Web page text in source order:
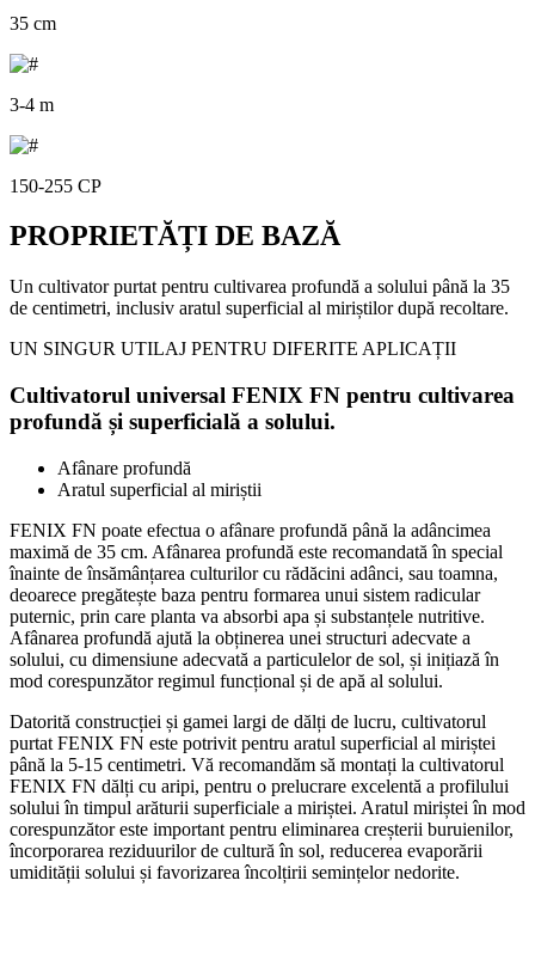
35 cm
3-4 m
150-255 CP
PROPRIETĂȚI DE BAZĂ
Un cultivator purtat pentru cultivarea profundă a solului până la 35
de centimetri, inclusiv aratul superficial al miriștilor după recoltare.
UN SINGUR UTILAJ PENTRU DIFERITE APLICAȚII
Cultivatorul universal FENIX FN pentru cultivarea
profundă și superficială a solului.
Afânare profundă
Aratul superficial al miriștii
FENIX FN poate efectua o afânare profundă până la adâncimea
maximă de 35 cm. Afânarea profundă este recomandată în special
înainte de însămânțarea culturilor cu rădăcini adânci, sau toamna,
deoarece pregătește baza pentru formarea unui sistem radicular
puternic, prin care planta va absorbi apa și substanțele nutritive.
Afânarea profundă ajută la obținerea unei structuri adecvate a
solului, cu dimensiune adecvată a particulelor de sol, și inițiază în
mod corespunzător regimul funcțional și de apă al solului.
Datorită construcției și gamei largi de dălți de lucru, cultivatorul
purtat FENIX FN este potrivit pentru aratul superficial al miriștei
până la 5-15 centimetri. Vă recomandăm să montați la cultivatorul
FENIX FN dălți cu aripi, pentru o prelucrare excelentă a profilului
solului în timpul arăturii superficiale a miriștei. Aratul miriștei în mod
corespunzător este important pentru eliminarea creșterii buruienilor,
încorporarea reziduurilor de cultură în sol, reducerea evaporării
umidității solului și favorizarea încolțirii semințelor nedorite.